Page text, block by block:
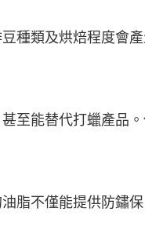
種類及烘焙程度會
至能替代打蠟產品
脂不僅能提供防鏽保